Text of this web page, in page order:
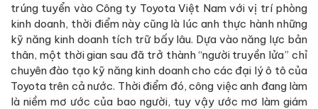
trúng tuyển vào Công ty Toyota Việt Nam với vị trí phòng
kinh doanh, thời điểm này cũng là lúc anh thực hành những
kỹ năng kinh doanh tích trữ bấy lâu. Dựa vào năng lực bản
thân, một thời gian sau đã trở thành “người truyền lửa” chỉ
chuyên đào tạo kỹ năng kinh doanh cho các đại lý ô tô của
Toyota trên cả nước. Thời điểm đó, công việc anh đang làm
là niềm mơ ước của bao người, tuy vậy ước mơ làm giám